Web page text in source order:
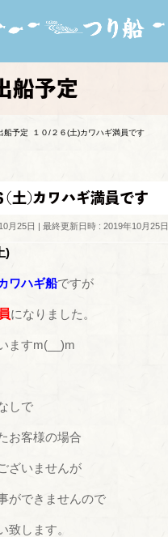
船予定
船予定 １０/２６(土)カワハギ満員です
(土)カワハギ満員です
月25日 最終更新日時 : 2019年10月25日
)
ワハギ船ですが
になりました。
ますm(__)m
しで
お客様の場合
ざいませんが
ができませんので
致します。